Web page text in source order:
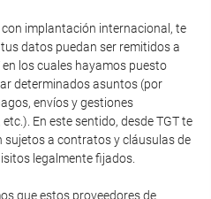
implantación internacional, te
datos puedan ser remitidos a
los cuales hayamos puesto
determinados asuntos (por
envíos y gestiones
En este sentido, desde TGT te
a contratos y cláusulas de
legalmente fijados.
que estos proveedores de